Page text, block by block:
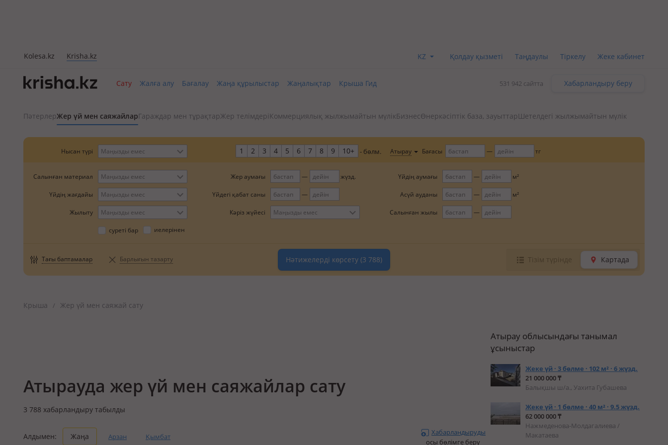
Kolesa.kz Krisha.kz KZ Қолдау қызметі Таңдаулы Тіркелу Жеке кабинет
Сату Жалға алу Бағалау Жаңа құрылыстар Жаңалықтар Крыша Гид 531 942 сайтта Хабарландыру беру
ПәтерлерЖер үй мен саяжайларГараждар мен тұрақтарЖер телімдері Коммерциялық жылжымайтын мүлікБизнесӨнеркәсіптік база, зауыттарШетелдегі жылжымайтын мүлік
Нысан түрі Маңызды емес 1 2 3 4 5 6 7 8 9 10+ - бөлм. Атырау Бағасы тг
Салынған материал Маңызды емес Жер аумағы жүзд. Үйдің аумағы м²
Үйдің жағдайы Маңызды емес Үйдегі қабат саны Асүй ауданы м²
Жылыту Маңызды емес Кәріз жүйесі Маңызды емес Салынған жылы
суреті бар иелерінен
Тағы баптамалар Барлығын тазарту Нәтижелерді көрсету (3 788) Тізім түрінде Картада
Крыша / Жер үй мен саяжай сату
Атырауда жер үй мен саяжайлар сату
3 788 хабарландыру табылды
Алдымен: Жаңа Арзан Қымбат
Хабарландыруды
осы бөлімге беру
Атырау облысындағы танымал
ұсыныстар
Жеке үй · 3 бөлме · 102 м² · 6 жүзд.
21 000 000 ₸
Балықшы ш/а., Уахита Губашева
Жеке үй · 1 бөлме · 40 м² · 9.5 жүзд.
62 000 000 ₸
Нажмеденова-Молдагалиева /
Макатаева